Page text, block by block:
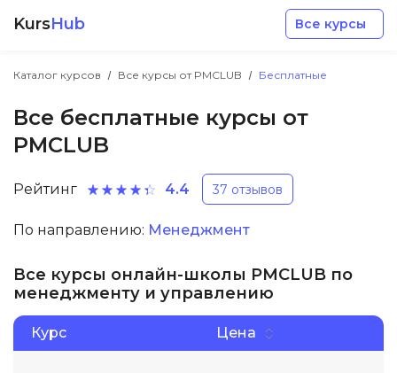
KursHub Все курсы
Каталог курсов Все курсы от PMCLUB Бесплатные
Все бесплатные курсы от
PMCLUB
Рейтинг 4.4 37 отзывов
По направлению: Менеджмент
Все курсы онлайн-школы PMCLUB по
менеджменту и управлению
Курс Цена
Разработка
Маркетинг
Дизайн
Аналитика